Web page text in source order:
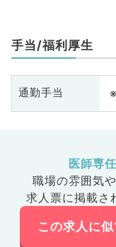
手当/福利厚生
通勤手当
医師専
職場の雰囲気や
求人票に掲載さ
この求人に